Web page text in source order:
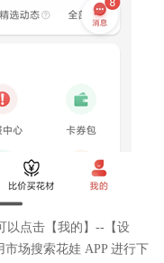
以点击【我的】--【设
场搜索花娃 APP 进行下